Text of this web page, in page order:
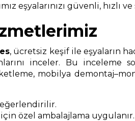
eşyalarınızı güvenli,
, ücretsiz keşif ile eşyaların
inceler. Bu inceleme
mobilya
özel ambalajlama uygulanır.